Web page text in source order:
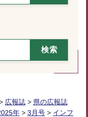
広報誌 > 県の広報誌
年 > 3月号 > インフ